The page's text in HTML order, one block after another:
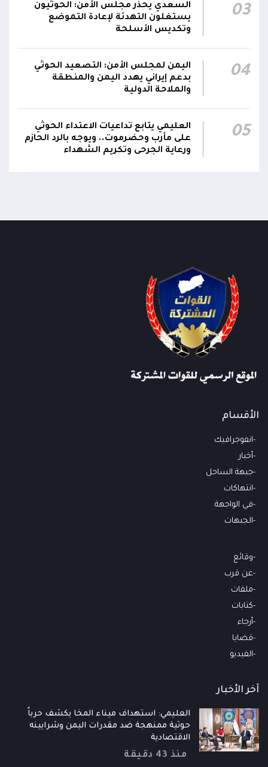
03
السعدي يحذر مجلس الأمن: الحوثيون
يستغلون التهدئة لإعادة التموضع
وتكديس الأسلحة
04
اليمن لمجلس الأمن: التصعيد الحوثي
بدعم إيراني يهدد اليمن والمنطقة
والملاحة الدولية
05
العليمي يتابع تداعيات الاعتداء الحوثي
على مأرب وحضرموت.. ويوجه بالرد الحازم
ورعاية الجرحى وتكريم الشهداء
الأقسام
انفوجرافيك
أخبار
جبهة الساحل
انتهاكات
في الواجهة
الجبهات
وقائع
عن قرب
ملفات
كتابات
أرجاء
قضايا
الفيديو
آخر الأخبار
العليمي: استهداف ميناء المخا يكشف حرباً
حوثية ممنهجة ضد مقدرات اليمن وشرايينه
الاقتصادية
منذ 43 دقيقة